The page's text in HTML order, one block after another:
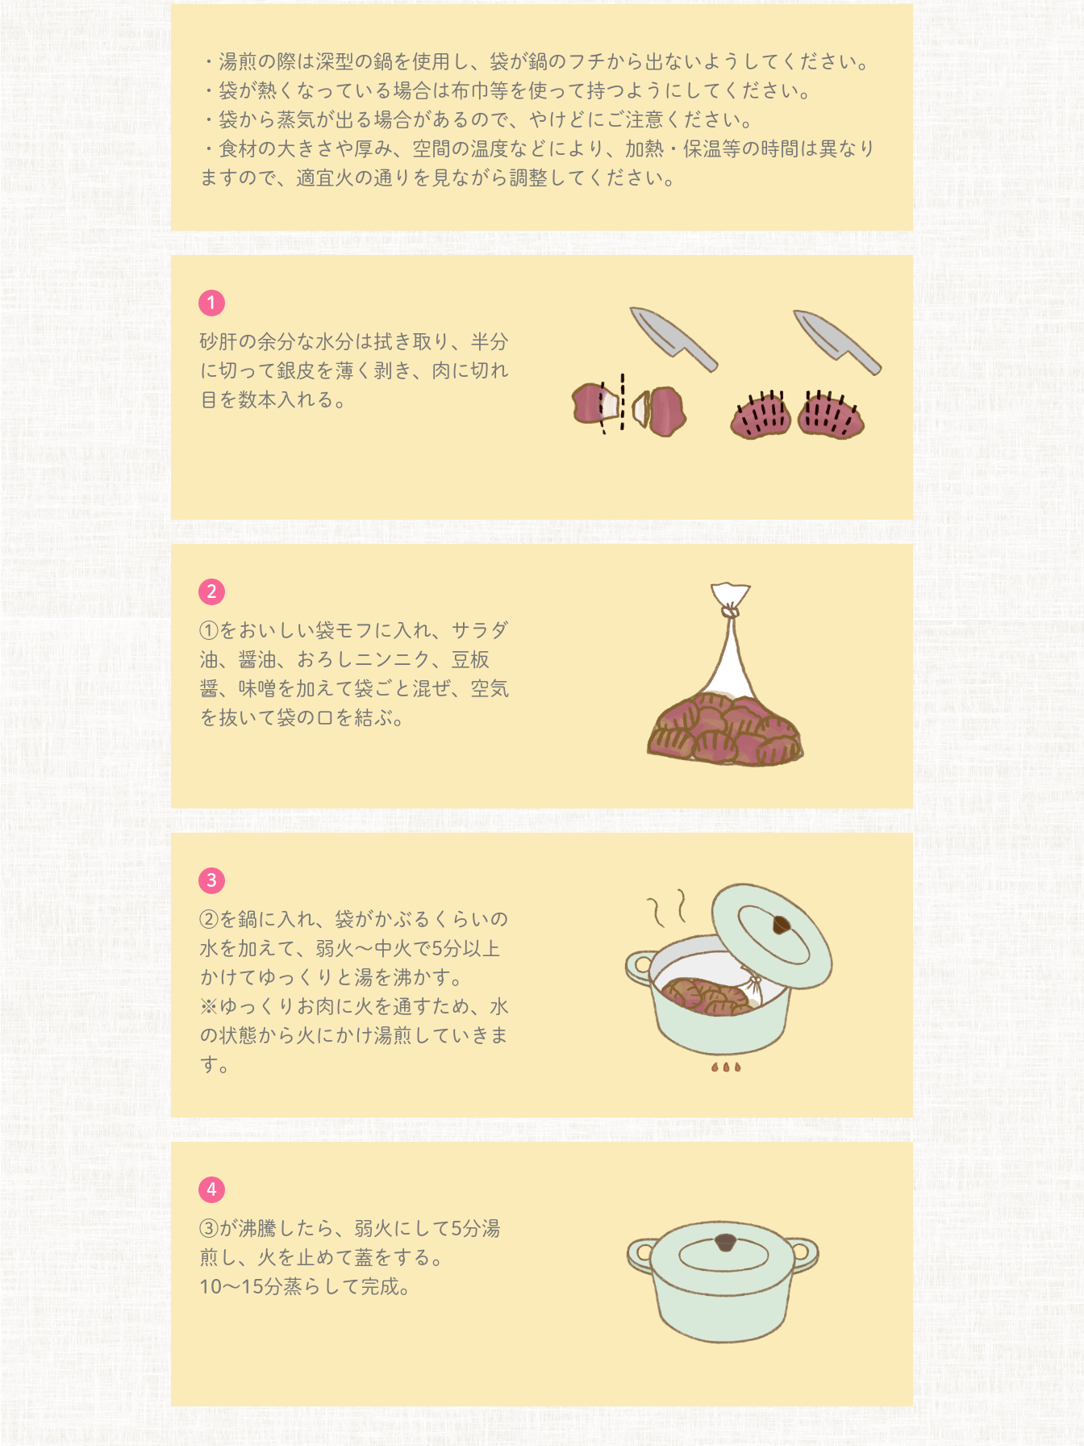
・湯煎の際は深型の鍋を使用し、袋が鍋のフチから出ないようしてください。
・袋が熱くなっている場合は布巾等を使って持つようにしてください。
・袋から蒸気が出る場合があるので、やけどにご注意ください。
・食材の大きさや厚み、空間の温度などにより、加熱・保温等の時間は異なり
ますので、適宜火の通りを見ながら調整してください。
1
砂肝の余分な水分は拭き取り、半分
に切って銀皮を薄く剥き、肉に切れ
目を数本入れる。
2
①をおいしい袋モフに入れ、サラダ
油、醤油、おろしニンニク、豆板
醤、味噌を加えて袋ごと混ぜ、空気
を抜いて袋の口を結ぶ。
3
②を鍋に入れ、袋がかぶるくらいの
水を加えて、弱火～中火で5分以上
かけてゆっくりと湯を沸かす。
※ゆっくりお肉に火を通すため、水
の状態から火にかけ湯煎していきま
す。
4
③が沸騰したら、弱火にして5分湯
煎し、火を止めて蓋をする。
10～15分蒸らして完成。